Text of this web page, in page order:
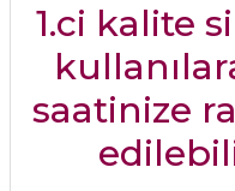
1.ci kalite
saatinize